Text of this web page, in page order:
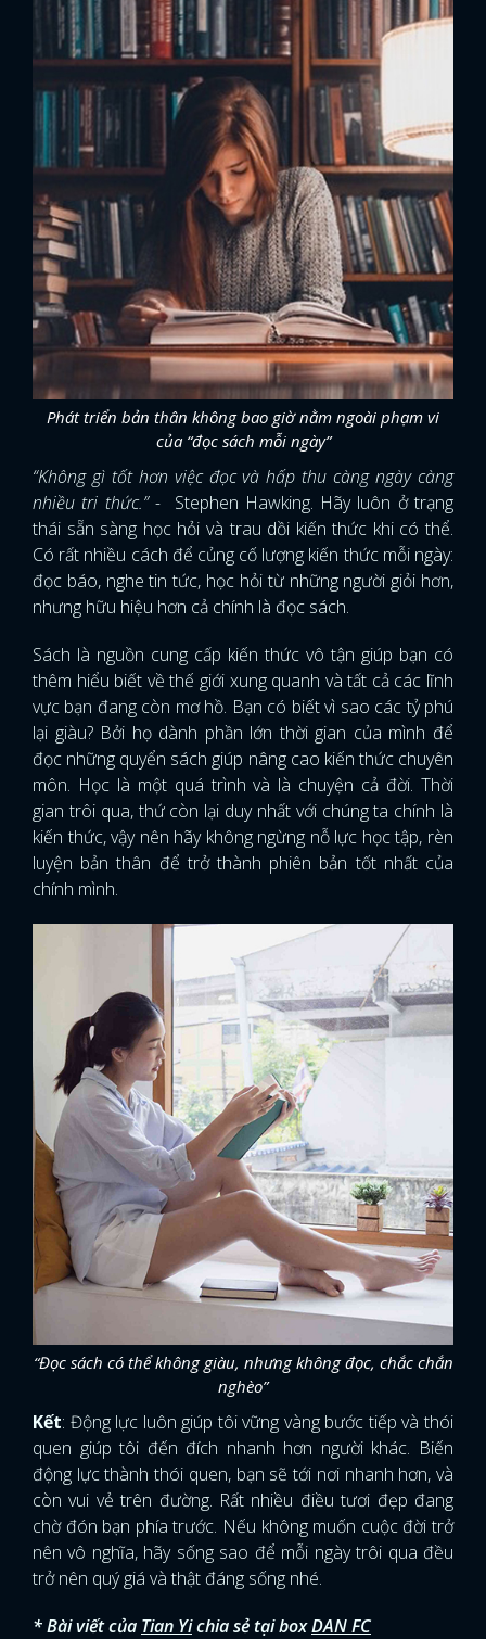
Phát triển bản thân không bao giờ nằm ngoài phạm vi
của “đọc sách mỗi ngày”
“Không gì tốt hơn việc đọc và hấp thu càng ngày càng
nhiều tri thức.” -
Stephen Hawking. Hãy luôn ở trạng
thái sẵn sàng học hỏi và trau dồi kiến thức khi có thể.
Có rất nhiều cách để củng cố lượng kiến thức mỗi ngày:
đọc báo, nghe tin tức, học hỏi từ những người giỏi hơn,
nhưng hữu hiệu hơn cả chính là đọc sách.
Sách là nguồn cung cấp kiến thức vô tận giúp bạn có
thêm hiểu biết về thế giới xung quanh và tất cả các lĩnh
vực bạn đang còn mơ hồ. Bạn có biết vì sao các tỷ phú
lại giàu? Bởi họ dành phần lớn thời gian của mình để
đọc những quyển sách giúp nâng cao kiến thức chuyên
môn. Học là một quá trình và là chuyện cả đời. Thời
gian trôi qua, thứ còn lại duy nhất với chúng ta chính là
kiến thức, vậy nên hãy không ngừng nỗ lực học tập, rèn
luyện bản thân để trở thành phiên bản tốt nhất của
chính mình.
“Đọc sách có thể không giàu, nhưng không đọc, chắc chắn
nghèo”
Kết: Động lực luôn giúp tôi vững vàng bước tiếp và thói
quen giúp tôi đến đích nhanh hơn người khác. Biến
động lực thành thói quen, bạn sẽ tới nơi nhanh hơn, và
còn vui vẻ trên đường. Rất nhiều điều tươi đẹp đang
chờ đón bạn phía trước. Nếu không muốn cuộc đời trở
nên vô nghĩa, hãy sống sao để mỗi ngày trôi qua đều
trở nên quý giá và thật đáng sống nhé.
* Bài viết của Tian Yichia sẻ tại boxDAN FC